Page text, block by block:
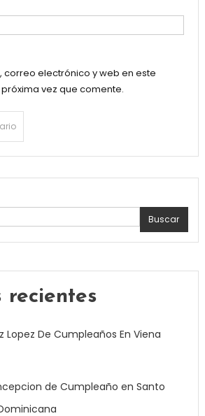
correo electrónico y web en este
vez que comente.
Buscar
recientes
Lopez De Cumpleaños En Viena
de Cumpleaño en Santo